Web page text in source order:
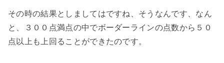
その時の結果としましてはですね、そうなんです、なん
と、３００点満点の中でボーダーラインの点数から５０
点以上も上回ることができたのです。